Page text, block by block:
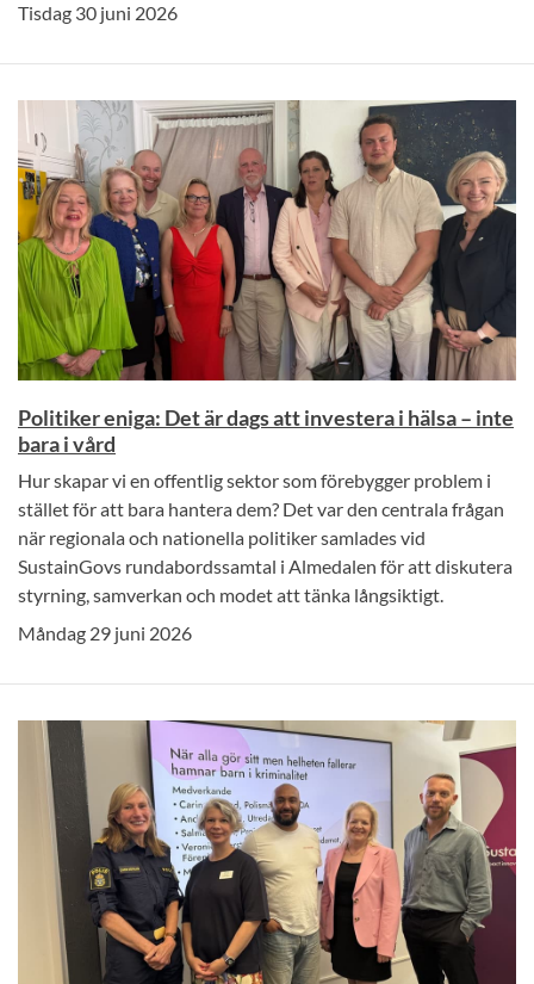
Tisdag 30 juni 2026
Politiker eniga: Det är dags att investera i hälsa – inte
bara i vård
Hur skapar vi en offentlig sektor som förebygger problem i
stället för att bara hantera dem? Det var den centrala frågan
när regionala och nationella politiker samlades vid
SustainGovs rundabordssamtal i Almedalen för att diskutera
styrning, samverkan och modet att tänka långsiktigt.
Måndag 29 juni 2026